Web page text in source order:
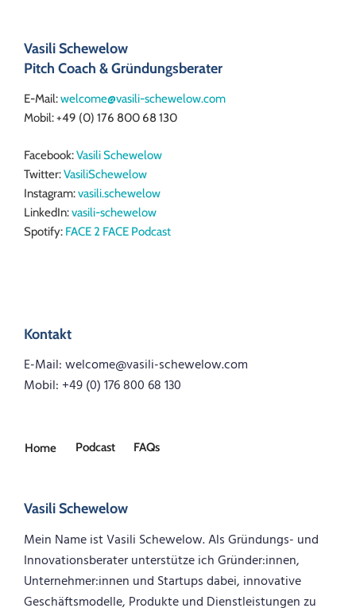
Vasili Schewelow
Pitch Coach & Gründungsberater
E-Mail:welcome@vasili-schewelow.com
Mobil: +49 (0) 176 800 68 130
Facebook:Vasili Schewelow
Twitter:VasiliSchewelow
Instagram:vasili.schewelow
LinkedIn:vasili-schewelow
Spotify: FACE 2 FACE Podcast
Kontakt
E-Mail: welcome@vasili-schewelow.com
Mobil: +49 (0) 176 800 68 130
Home Podcast FAQs
Vasili Schewelow
Mein Name ist Vasili Schewelow. Als Gründungs- und
Innovationsberater unterstütze ich Gründer:innen,
Unternehmer:innen und Startups dabei, innovative
Geschäftsmodelle, Produkte und Dienstleistungen zu